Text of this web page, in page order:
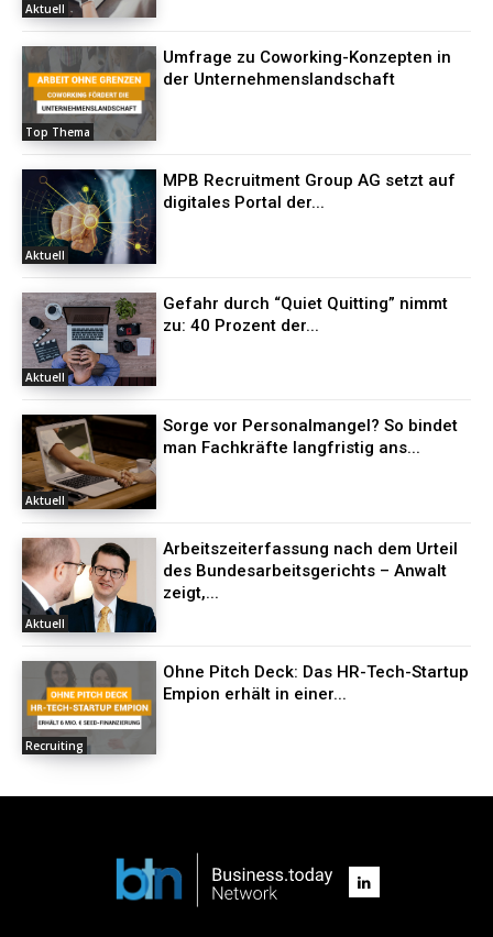
Aktuell
Top Thema
Umfrage zu Coworking-Konzepten in
der Unternehmenslandschaft
Aktuell
MPB Recruitment Group AG setzt auf
digitales Portal der...
Aktuell
Gefahr durch “Quiet Quitting” nimmt
zu: 40 Prozent der...
Aktuell
Sorge vor Personalmangel? So bindet
man Fachkräfte langfristig ans...
Aktuell
Arbeitszeiterfassung nach dem Urteil
des Bundesarbeitsgerichts – Anwalt
zeigt,...
Recruiting
Ohne Pitch Deck: Das HR-Tech-Startup
Empion erhält in einer...